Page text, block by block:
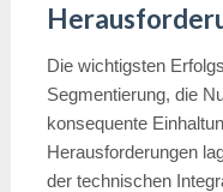
Die wichtigsten
Segmentierung, die
konsequente
Herausforderungen
der technischen